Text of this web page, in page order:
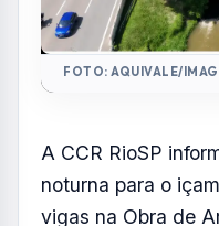
Os trabalhos, que
segunda (11),
vão provocar
parte do projeto de
da Via Dutra e vão
avenidas Jorge